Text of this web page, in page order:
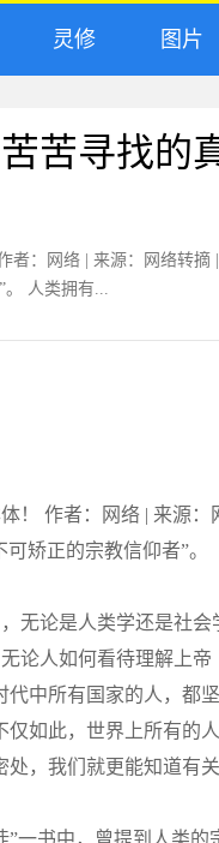
灵修 图片
苦寻找的
：网络 | 来源：网络转摘
。 人类拥有...
作者：网络 | 来源：
矫正的宗教信仰者”。
无论是人类学还是社
论人如何看待理解上
中所有国家的人，都
仅如此，世界上所有的
，我们就更能知道有
一书中，曾提到人类